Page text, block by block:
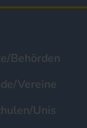
Behörden
Vereine
Unis